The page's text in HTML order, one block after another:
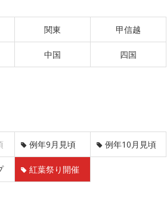
関東 甲信越
中国 四国
例年9月見頃 例年10月見頃
紅葉祭り開催